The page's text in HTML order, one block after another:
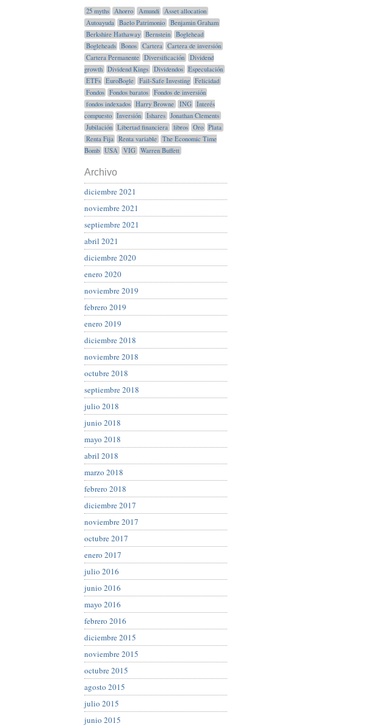
25 myths Ahorro Amundi
Asset allocation
Autoayuda
Baelo Patrimonio
Benjamin Graham
Berkshire Hathaway
Bernstein
Boglehead
Bogleheads
Bonos Cartera
Cartera de inversión
Cartera Permanente
Diversificación
Dividend
growth
Dividend Kings Dividendos
Especulación
ETFs
EuroBogle Fail-Safe Investing
Felicidad
Fondos
Fondos baratos
Fondos de inversión
fondos indexados
Harry Browne ING
Interés
compuesto
Inversión Ishares
Jonathan Clements
Jubilación
Libertad financiera libros Oro
Plata
Renta Fija
Renta variable
The Economic Time
Bomb
USA VIG Warren Buffett
Archivo
diciembre 2021
noviembre 2021
septiembre 2021
abril 2021
diciembre 2020
enero 2020
noviembre 2019
febrero 2019
enero 2019
diciembre 2018
noviembre 2018
octubre 2018
septiembre 2018
julio 2018
junio 2018
mayo 2018
abril 2018
marzo 2018
febrero 2018
diciembre 2017
noviembre 2017
octubre 2017
enero 2017
julio 2016
junio 2016
mayo 2016
febrero 2016
diciembre 2015
noviembre 2015
octubre 2015
agosto 2015
julio 2015
junio 2015